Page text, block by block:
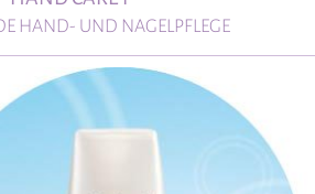
HAND- UND NAGELPFLEGE